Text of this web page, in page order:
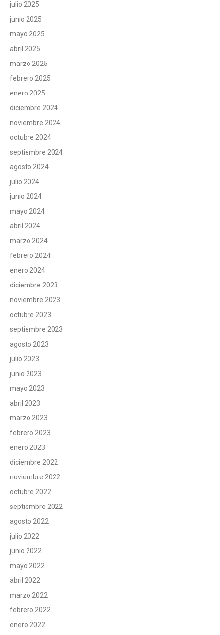
julio 2025
junio 2025
mayo 2025
abril 2025
marzo 2025
febrero 2025
enero 2025
diciembre 2024
noviembre 2024
octubre 2024
septiembre 2024
agosto 2024
julio 2024
junio 2024
mayo 2024
abril 2024
marzo 2024
febrero 2024
enero 2024
diciembre 2023
noviembre 2023
octubre 2023
septiembre 2023
agosto 2023
julio 2023
junio 2023
mayo 2023
abril 2023
marzo 2023
febrero 2023
enero 2023
diciembre 2022
noviembre 2022
octubre 2022
septiembre 2022
agosto 2022
julio 2022
junio 2022
mayo 2022
abril 2022
marzo 2022
febrero 2022
enero 2022